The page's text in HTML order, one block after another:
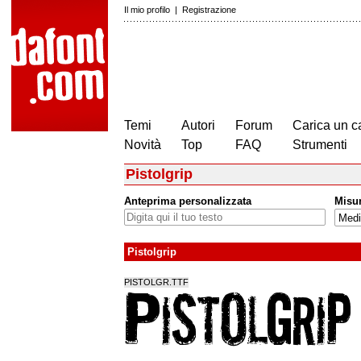
Il mio profilo | Registrazione
Temi
Novità
Autori
Top
Forum
FAQ
Carica un
Strumenti
Pistolgrip
Anteprima personalizzata
Pistolgrip
PISTOLGR.TTF